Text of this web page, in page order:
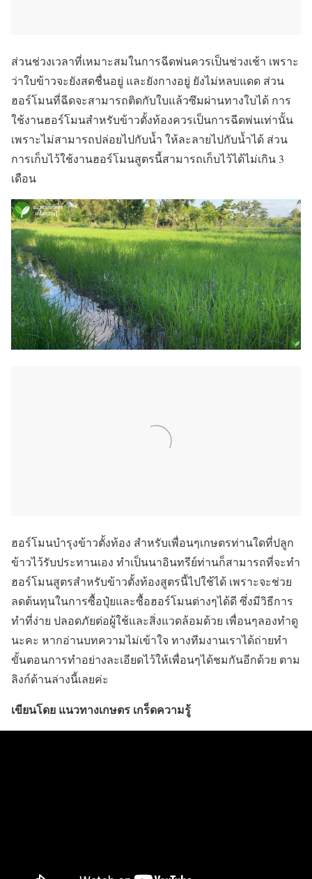
ส่วนช่วงเวลาที่เหมาะสมในการฉีดพ่นควรเป็นช่วงเช้า เพราะ
ว่าใบข้าวจะยังสดชื่นอยู่ และยังกางอยู่ ยังไม่หลบแดด ส่วน
ฮอร์โมนที่ฉีดจะสามารถติดกับใบแล้วซึมผ่านทางใบได้ การ
ใช้งานฮอร์โมนสำหรับข้าวตั้งท้องควรเป็นการฉีดพ่นเท่านั้น
เพราะไม่สามารถปล่อยไปกับน้ำ ให้ละลายไปกับน้ำได้ ส่วน
การเก็บไว้ใช้งานฮอร์โมนสูตรนี้สามารถเก็บไว้ได้ไม่เกิน 3
เดือน
ฮอร์โมนบำรุงข้าวตั้งท้อง สำหรับเพื่อนๆเกษตรท่านใดที่ปลูก
ข้าวไว้รับประทานเอง ทำเป็นนาอินทรีย์ท่านก็สามารถที่จะทำ
ฮอร์โมนสูตรสำหรับข้าวตั้งท้องสูตรนี้ไปใช้ได้ เพราะจะช่วย
ลดต้นทุนในการซื้อปุ๋ยและซื้อฮอร์โมนต่างๆได้ดี ซึ่งมีวิธีการ
ทำที่ง่าย ปลอดภัยต่อผู้ใช้และสิ่งแวดล้อมด้วย เพื่อนๆลองทำดู
นะคะ หากอ่านบทความไม่เข้าใจ ทางทีมงานเราได้ถ่ายทำ
ขั้นตอนการทำอย่างละเอียดไว้ให้เพื่อนๆได้ชมกันอีกด้วย ตาม
ลิงก์ด้านล่างนี้เลยค่ะ
เขียนโดย แนวทางเกษตร เกร็ดความรู้